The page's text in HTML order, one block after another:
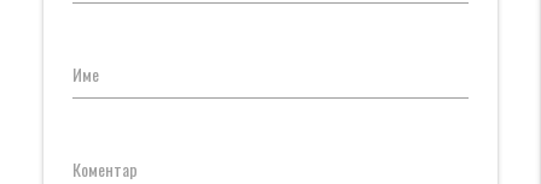
Име
Коментар